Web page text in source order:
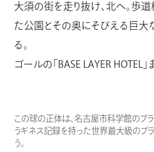
大須の街を走り抜け、北へ。歩道
た公園とその奥にそびえる巨大
る。
ゴールの「BASE LAYER HOTEL」
この球の正体は、名古屋市科学館のプ
うギネス記録を持った世界最大級のプ
う。